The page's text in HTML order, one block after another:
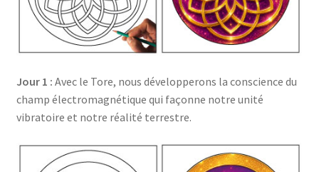
Jour 1 : Avec le Tore, nous développerons la conscience du
champ électromagnétique qui façonne notre unité
vibratoire et notre réalité terrestre.